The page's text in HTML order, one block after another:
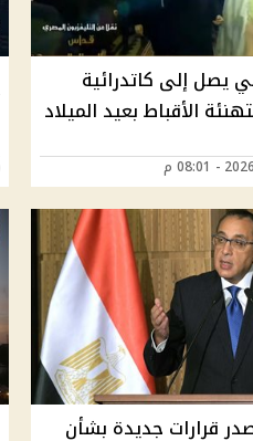
يصل إلى كاتدرائية
الأقباط بعيد الميلاد
قرارات جديدة بشأن